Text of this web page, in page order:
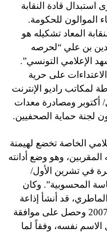
قادة النقابة
الموالون للحكومة.
المعاد تشكيله هو
بن علي “لحرصه
الإعلامي التونسي”.
على حرية
لمكاتب راديو الإنترنت
أكتوبر ومصادرة معدات
لجنة حماية الصحفيين.
الخاصة تخضع لهيمنة
المقربين، وهو وضع أدانته
في تشرين الأول/
المحسوبية”. وكان
قد أنشأ إذاعة
دينية تدعى الزيتونة في عام 2007 وحصل على موافقة
الاسم نفسه، وفقاً لما